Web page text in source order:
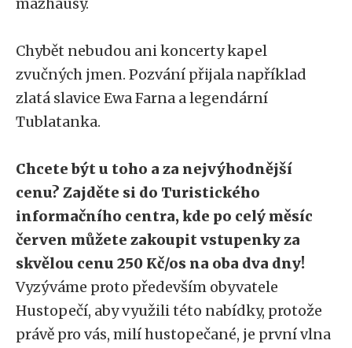
Chybět nebudou ani koncerty kapel
zvučných jmen. Pozvání přijala například
zlatá slavice Ewa Farna a legendární
Tublatanka.
Chcete být u toho a za nejvýhodnější
cenu? Zajděte si do Turistického
informačního centra, kde po celý měsíc
červen můžete zakoupit vstupenky za
skvělou cenu 250 Kč/os na oba dva dny!
Vyzýváme proto především obyvatele
Hustopečí, aby využili této nabídky, protože
právě pro vás, milí hustopečané, je první vlna